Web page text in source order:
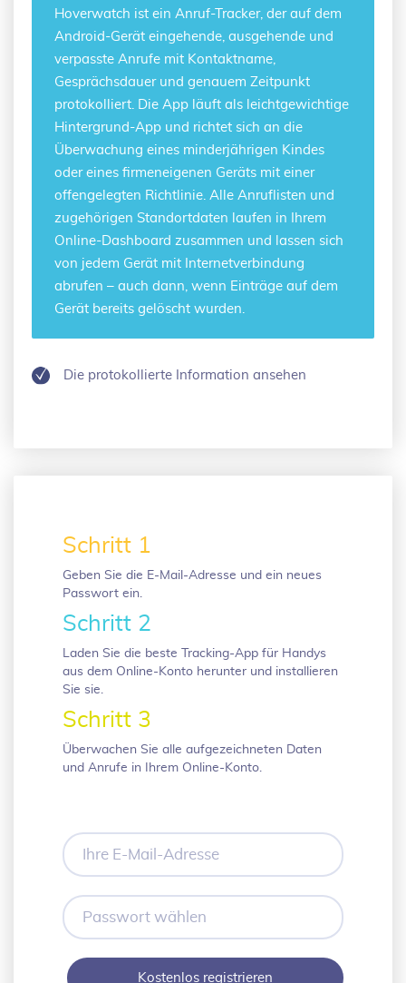
Hoverwatch ist ein Anruf-Tracker, der auf dem
Android-Gerät eingehende, ausgehende und
verpasste Anrufe mit Kontaktname,
Gesprächsdauer und genauem Zeitpunkt
protokolliert. Die App läuft als leichtgewichtige
Hintergrund-App und richtet sich an die
Überwachung eines minderjährigen Kindes
oder eines firmeneigenen Geräts mit einer
offengelegten Richtlinie. Alle Anruflisten und
zugehörigen Standortdaten laufen in Ihrem
Online-Dashboard zusammen und lassen sich
von jedem Gerät mit Internetverbindung
abrufen – auch dann, wenn Einträge auf dem
Gerät bereits gelöscht wurden.
Die protokollierte Information ansehen
Schritt 1
Geben Sie die E-Mail-Adresse und ein neues
Passwort ein.
Schritt 2
Laden Sie die beste Tracking-App für Handys
aus dem Online-Konto herunter und installieren
Sie sie.
Schritt 3
Überwachen Sie alle aufgezeichneten Daten
und Anrufe in Ihrem Online-Konto.
Ihre
E-
Mail-
Adresse
Passwort
wählen